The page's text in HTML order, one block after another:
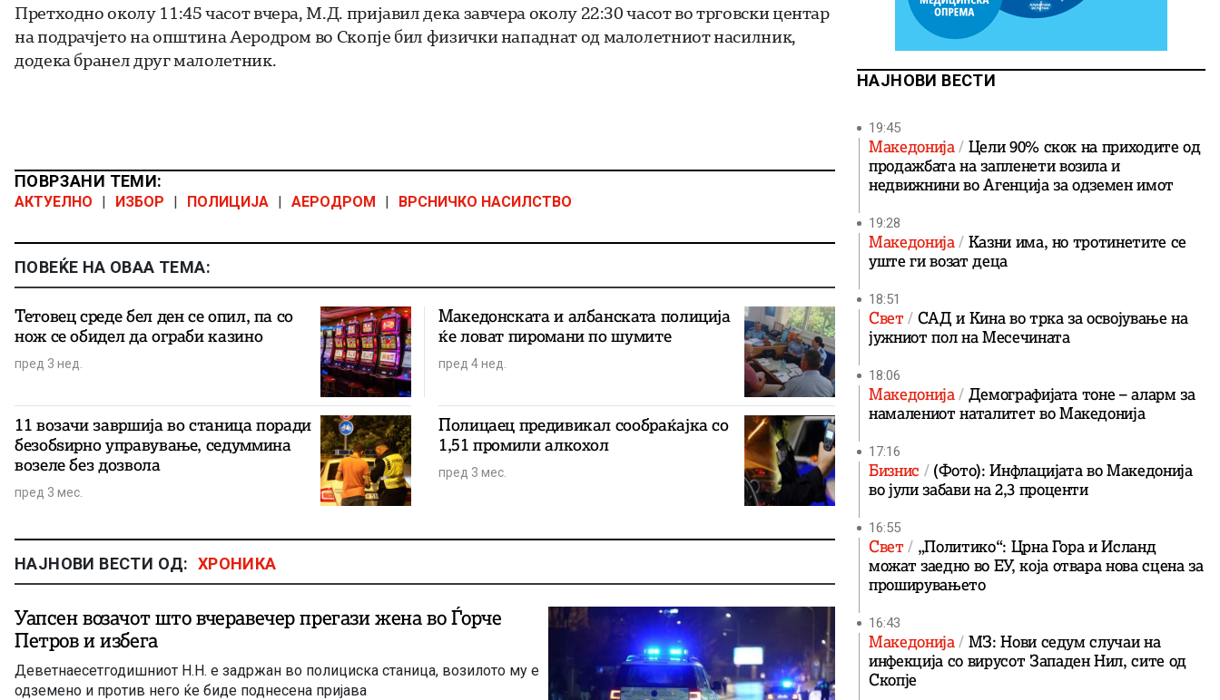
Претходно околу 11:45 часот вчера, М.Д. пријавил дека завчера околу 22:30 часот во трговски центар
на подрачјето на општина Аеродром во Скопје бил физички нападнат од малолетниот насилник,
додека бранел друг малолетник.
ПОВРЗАНИ ТЕМИ:
АКТУЕЛНО | ИЗБОР | ПОЛИЦИЈА | АЕРОДРОМ | ВРСНИЧКО НАСИЛСТВО
ПОВЕЌЕ НА ОВАА ТЕМА:
Тетовец среде бел ден се опил, па со
нож се обидел да ограби казино
пред 3 нед.
Македонската и албанската полиција
ќе ловат пиромани по шумите
пред 4 нед.
11 возачи завршија во станица поради
безобѕирно управување, седуммина
возеле без дозвола
пред 3 мес.
Полицаец предивикал сообраќајка со
1,51 промили алкохол
пред 3 мес.
НАЈНОВИ ВЕСТИ ОД: ХРОНИКА
Уапсен возачот што вчеравечер прегази жена во Ѓорче
Петров и избега
Деветнаесетгодишниот Н.Н. е задржан во полициска станица, возилото му е
одземено и против него ќе биде поднесена пријава
НАЈНОВИ ВЕСТИ
19:45
Македонија Цели 90% скок на приходите од
продажбата на запленети возила и
недвижнини во Агенција за одземен имот
19:28
Македонија Казни има, но тротинетите се
уште ги возат деца
18:51
Свет САД и Кина во трка за освојување на
јужниот пол на Месечината
18:06
Македонија Демографијата тоне – аларм за
намалениот наталитет во Македонија
17:16
Бизнис
(Фото): Инфлацијата во Македонија
во јули забави на 2,3 проценти
16:55
Свет „Политико“: Црна Гора и Исланд
можат заедно во ЕУ, која отвара нова сцена за
проширувањето
16:43
Македонија МЗ: Нови седум случаи на
инфекција со вирусот Западен Нил, сите од
Скопје